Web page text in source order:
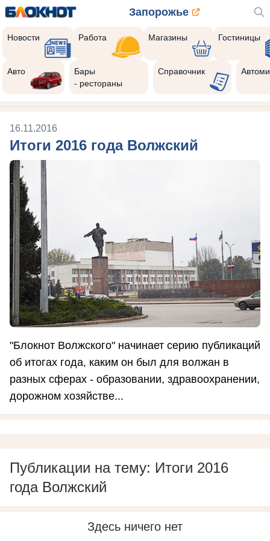
Запорожье
Новости Работа Магазины Гостиницы
Авто
Бары
- рестораны
Справочник
16.11.2016
Итоги 2016 года Волжский
"Блокнот Волжского" начинает серию публикаций
об итогах года, каким он был для волжан в
разных сферах - образовании, здравоохранении,
дорожном хозяйстве...
Публикации на тему: Итоги 2016
года Волжский
Здесь ничего нет